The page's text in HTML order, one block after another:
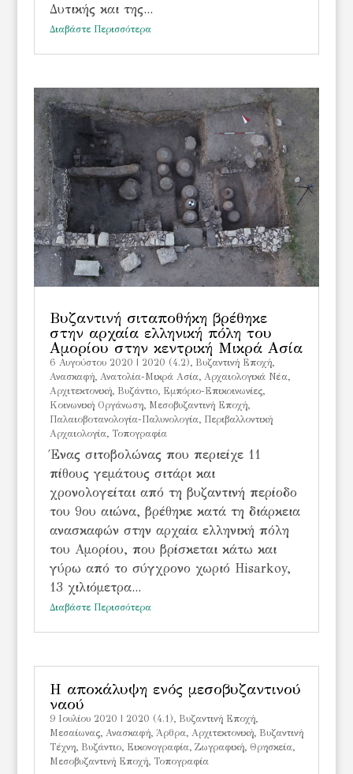
Δυτικής και της...
Διαβάστε Περισσότερα
Βυζαντινή σιταποθήκη βρέθηκε
στην αρχαία ελληνική πόλη του
Αμορίου στην κεντρική Μικρά Ασία
6 Αυγούστου 2020 2020 (4.2), Bυζαντινή Εποχή,
Ανασκαφή, Ανατολία-Mικρά Ασία, Αρχαιολογικά Νέα,
Αρχιτεκτονική, Βυζάντιο, Εμπόριο-Επικοινωνίες,
Κοινωνική Οργάνωση, Μεσοβυζαντινή Εποχή,
Παλαιοβοτανολογία-Παλυνολογία, Περιβαλλοντική
Αρχαιολογία, Τοπογραφία
Ένας σιτοβολώνας που περιείχε 11
πίθους γεμάτους σιτάρι και
χρονολογείται από τη βυζαντινή περίοδο
του 9ου αιώνα, βρέθηκε κατά τη διάρκεια
ανασκαφών στην αρχαία ελληνική πόλη
του Αμορίου, που βρίσκεται κάτω και
γύρω από το σύγχρονο χωριό Hisarkoy,
13 χιλιόμετρα...
Διαβάστε Περισσότερα
Η αποκάλυψη ενός μεσοβυζαντινού
ναού
9 Ιουλίου 2020 2020 (4.1), Bυζαντινή Εποχή,
Mεσαίωνας, Ανασκαφή, Άρθρα, Αρχιτεκτονική, Βυζαντινή
Τέχνη, Βυζάντιο, Εικονογραφία, Ζωγραφική, Θρησκεία,
Μεσοβυζαντινή Εποχή, Τοπογραφία